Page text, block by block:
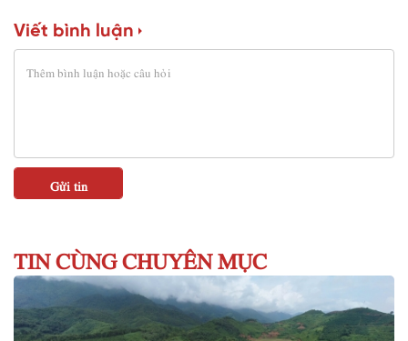
Viết bình luận
TIN CÙNG CHUYÊN MỤC